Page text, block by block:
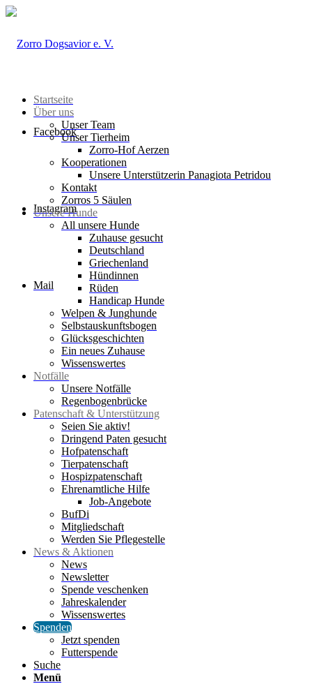
Facebook
Instagram
Mail
Startseite
Über uns
Unser Team
Unser Tierheim
Zorro-Hof Aerzen
Kooperationen
Unsere Unterstützerin Panagiota Petridou
Kontakt
Zorros 5 Säulen
Unsere Hunde
All unsere Hunde
Zuhause gesucht
Deutschland
Griechenland
Hündinnen
Rüden
Handicap Hunde
Welpen & Junghunde
Selbstauskunftsbogen
Glücksgeschichten
Ein neues Zuhause
Wissenswertes
Notfälle
Unsere Notfälle
Regenbogenbrücke
Patenschaft & Unterstützung
Seien Sie aktiv!
Dringend Paten gesucht
Hofpatenschaft
Tierpatenschaft
Hospizpatenschaft
Ehrenamtliche Hilfe
Job-Angebote
BufDi
Mitgliedschaft
Werden Sie Pflegestelle
News & Aktionen
News
Newsletter
Spende veschenken
Jahreskalender
Wissenswertes
Spenden
Jetzt spenden
Futterspende
Suche
Menü